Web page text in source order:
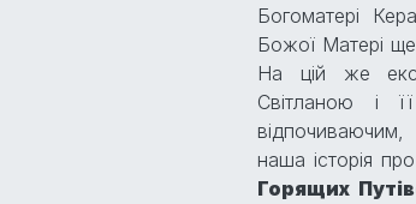
Богоматері
Божої Матері ще
На цій же
Світланою і
наша історія
Горящих